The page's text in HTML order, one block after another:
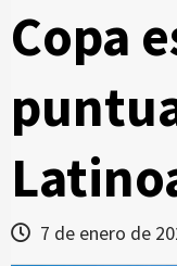
Copa
7 de enero de